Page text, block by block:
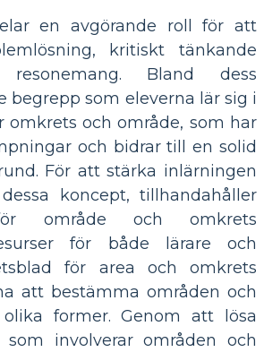
en avgörande roll för att
kritiskt tänkande
Bland dess
begrepp som eleverna lär sig i
omkrets och område, som har
och bidrar till en solid
För att stärka inlärningen
koncept, tillhandahåller
område och omkrets
för både lärare och
för area och omkrets
att bestämma områden och
former. Genom att lösa
involverar områden och